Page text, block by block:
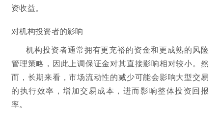
资收益。
对机构投资者的影响
机构投资者通常拥有更充裕的资金和更成熟的风险
管理策略，因此上调保证金对其直接影响相对较小。然
而，长期来看，市场流动性的减少可能会影响大型交易
的执行效率，增加交易成本，进而影响整体投资回报
率。